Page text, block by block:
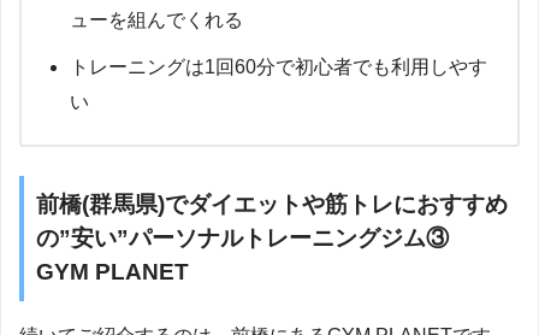
ューを組んでくれる
トレーニングは1回60分で初心者でも利用しやす
い
前橋(群馬県)でダイエットや筋トレにおすすめ
の”安い”パーソナルトレーニングジム③
GYM PLANET